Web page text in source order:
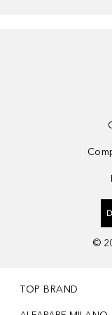
©
TOP BRAND